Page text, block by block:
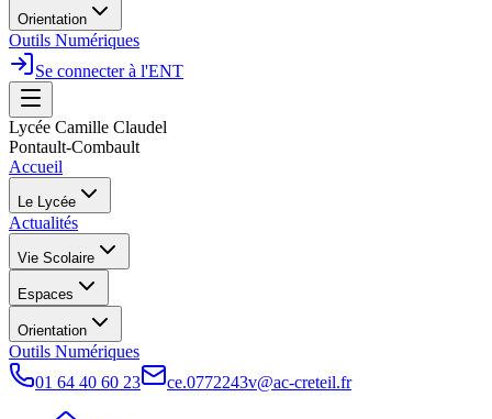
Orientation
Outils Numériques
Se connecter à l'ENT
Lycée Camille Claudel
Pontault-Combault
Accueil
Le Lycée
Actualités
Vie Scolaire
Espaces
Orientation
Outils Numériques
01 64 40 60 23
ce.0772243v@ac-creteil.fr